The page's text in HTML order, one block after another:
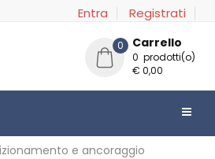
Entra Registrati
0 Carrello
0 prodotti(o)
€ 0,00
e ancoraggio